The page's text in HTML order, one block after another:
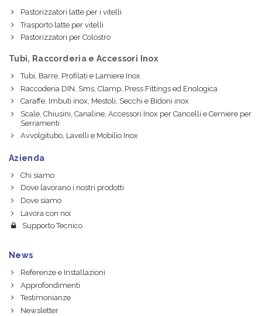
Pastorizzatori latte per i vitelli
Trasporto latte per vitelli
Pastorizzatori per Colostro
Tubi, Raccorderia e Accessori Inox
Tubi, Barre, Profilati e Lamiere Inox
Raccoderia DIN, Sms, Clamp, Press Fittings ed Enologica
Caraffe, Imbuti inox, Mestoli, Secchi e Bidoni inox
Scale, Chiusini, Canaline, Accessori Inox per Cancelli e Cerniere per
Serramenti
Avvolgitubo, Lavelli e Mobilio Inox
Azienda
Chi siamo
Dove lavorano i nostri prodotti
Dove siamo
Lavora con noi
Supporto Tecnico
News
Referenze e Installazioni
Approfondimenti
Testimonianze
Newsletter